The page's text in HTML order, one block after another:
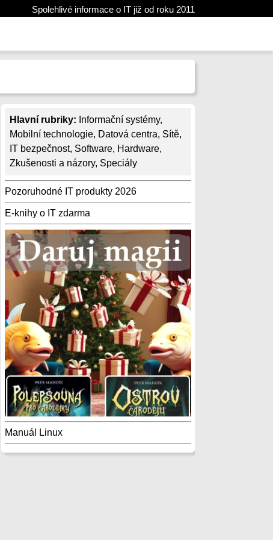
Spolehlivé informace o IT již od roku 2011
Hlavní rubriky: Informační systémy,
Mobilní technologie, Datová centra, Sítě,
IT bezpečnost, Software, Hardware,
Zkušenosti a názory, Speciály
Pozoruhodné IT produkty 2026
E-knihy o IT zdarma
Manuál Linux